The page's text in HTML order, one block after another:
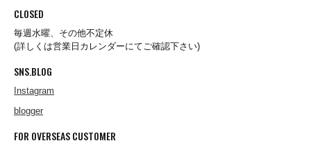
REEF
RIDING HIGH
RJC
CLOSED
毎週水曜、その他不定休
(詳しくは営業日カレンダーにてご確認下さい)
SNS.BLOG
Instagram
blogger
FOR OVERSEAS CUSTOMER